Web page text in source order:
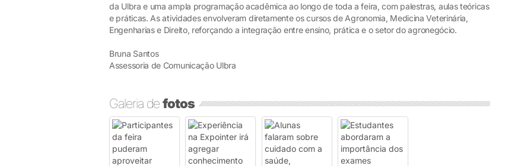
da Ulbra e uma ampla programação acadêmica ao longo de toda a feira, com palestras, aulas teóricas
e práticas. As atividades envolveram diretamente os cursos de Agronomia, Medicina Veterinária,
Engenharias e Direito, reforçando a integração entre ensino, prática e o setor do agronegócio.
Bruna Santos
Assessoria de Comunicação Ulbra
Galeria defotos